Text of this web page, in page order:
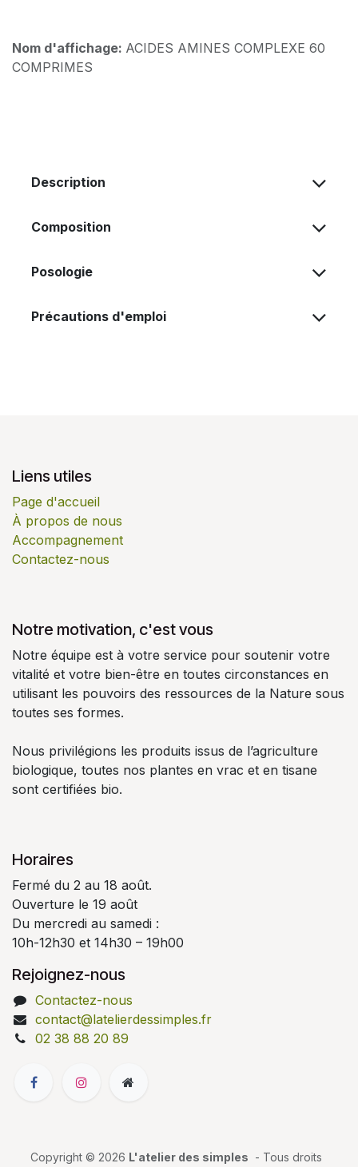
Nom d'affichage: ACIDES AMINES COMPLEXE 60
COMPRIMES
Description
Composition
Posologie
Précautions d'emploi
Liens utiles
Page d'accueil
À propos de nous
Accompagnement
Contactez-nous
Notre motivation, c'est vous
Notre équipe est à votre service pour soutenir votre
vitalité et votre bien-être en toutes circonstances en
utilisant les pouvoirs des ressources de la Nature sous
toutes ses formes.
Nous privilégions les produits issus de l’agriculture
biologique, toutes nos plantes en vrac et en tisane
sont certifiées bio.
Horaires
Fermé du 2 au 18 août.
Ouverture le 19 août
Du mercredi au samedi :
10h-12h30 et 14h30 – 19h00
Rejoignez-nous
Contactez-nous
contact@latelierdessimples.fr
02 38 88 20 89
Copyright © 2026 L'atelier des simples - Tous droits